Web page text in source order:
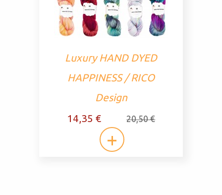
Luxury HAND DYED
HAPPINESS / RICO
Design
14,35 €
20,50 €